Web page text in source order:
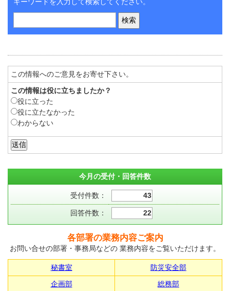
この情報へのご意見をお寄せ下さい。
この情報は役に立ちましたか？
役に立った
役に立たなかった
わからない
今月の受付・回答件数
受付件数： 43
回答件数： 22
各部署の業務内容ご案内
お問い合せの部署・事務局などの 業務内容をご覧いただけます。
秘書室
防災安全部
企画部
総務部